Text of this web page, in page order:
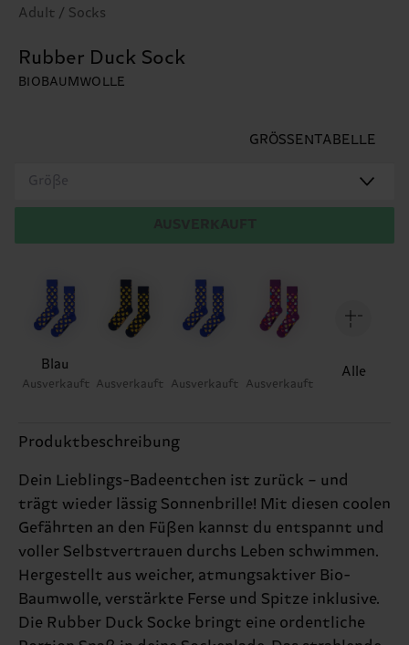
Adult / Socks
Rubber Duck Sock
BIOBAUMWOLLE
GRÖSSENTABELLE
Größe
Blau
Ausverkauft Ausverkauft Ausverkauft Ausverkauft
Alle
Produktbeschreibung
Dein Lieblings-Badeentchen ist zurück – und
trägt wieder lässig Sonnenbrille! Mit diesen coolen
Gefährten an den Füßen kannst du entspannt und
voller Selbstvertrauen durchs Leben schwimmen.
Hergestellt aus weicher, atmungsaktiver Bio-
Baumwolle, verstärkte Ferse und Spitze inklusive.
Die Rubber Duck Socke bringt eine ordentliche